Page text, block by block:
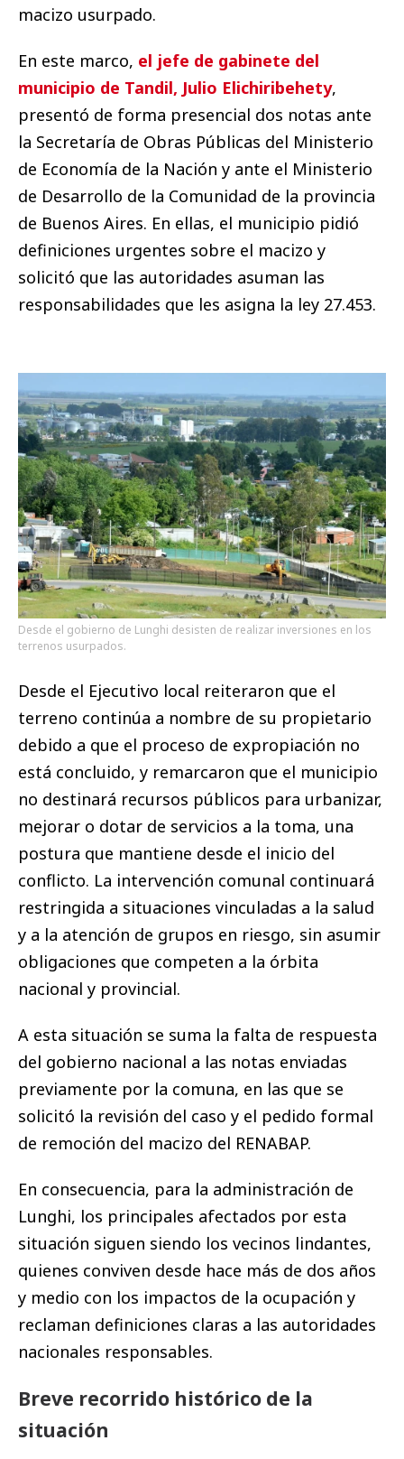
macizo usurpado.
En este marco, el jefe de gabinete del
municipio de Tandil, Julio Elichiribehety,
presentó de forma presencial dos notas ante
la Secretaría de Obras Públicas del Ministerio
de Economía de la Nación y ante el Ministerio
de Desarrollo de la Comunidad de la provincia
de Buenos Aires. En ellas, el municipio pidió
definiciones urgentes sobre el macizo y
solicitó que las autoridades asuman las
responsabilidades que les asigna la ley 27.453.
Desde el gobierno de Lunghi desisten de realizar inversiones en los
terrenos usurpados.
Desde el Ejecutivo local reiteraron que el
terreno continúa a nombre de su propietario
debido a que el proceso de expropiación no
está concluido, y remarcaron que el municipio
no destinará recursos públicos para urbanizar,
mejorar o dotar de servicios a la toma, una
postura que mantiene desde el inicio del
conflicto. La intervención comunal continuará
restringida a situaciones vinculadas a la salud
y a la atención de grupos en riesgo, sin asumir
obligaciones que competen a la órbita
nacional y provincial.
A esta situación se suma la falta de respuesta
del gobierno nacional a las notas enviadas
previamente por la comuna, en las que se
solicitó la revisión del caso y el pedido formal
de remoción del macizo del RENABAP.
En consecuencia, para la administración de
Lunghi, los principales afectados por esta
situación siguen siendo los vecinos lindantes,
quienes conviven desde hace más de dos años
y medio con los impactos de la ocupación y
reclaman definiciones claras a las autoridades
nacionales responsables.
Breve recorrido histórico de la
situación